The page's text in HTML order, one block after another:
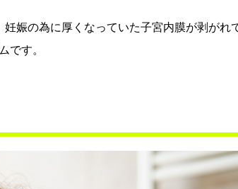
娠の為に厚くなっていた子宮内膜が剥がれ
です。